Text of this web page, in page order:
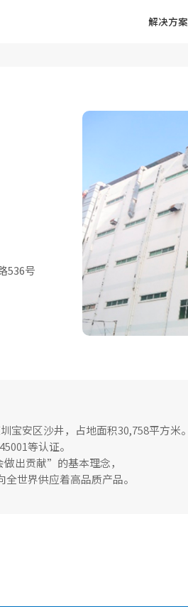
解决方案
536号
宝安区沙井，占地面积30,758平方米。
等认证。
出贡献”的基本理念，
世界供应着高品质产品。